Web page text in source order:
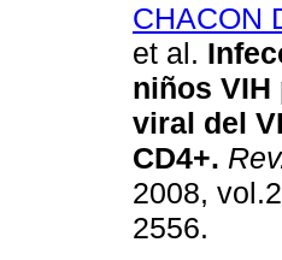
CHACON
et al.
niños
viral del
CD4+.
2008,
2556.